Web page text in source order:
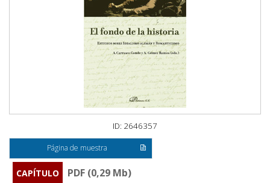
ID: 2646357
Página de muestra
CAPÍTULO
PDF (0,29 Mb)